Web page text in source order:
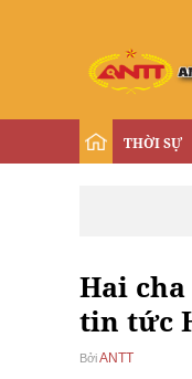
THỜI SỰ
Hai
tin tức
BởiANTT